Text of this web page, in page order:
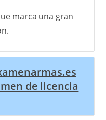
marca una gran
de licencia